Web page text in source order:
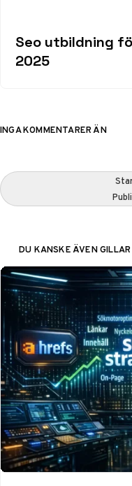
Seo utbildning
2025
INGA KOMMENTARER ÄN
DU KANSKE ÄVEN GILLAR